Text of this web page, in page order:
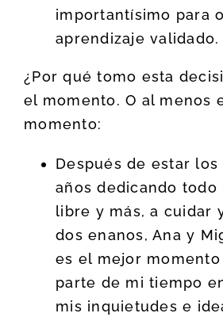
importantísimo para
aprendizaje validado.
¿Por qué tomo esta
el momento. O al menos
momento:
Después de estar
años dedicando todo
libre y más, a cuidar
dos enanos, Ana y
es el mejor
parte de mi tiempo
mis inquietudes e